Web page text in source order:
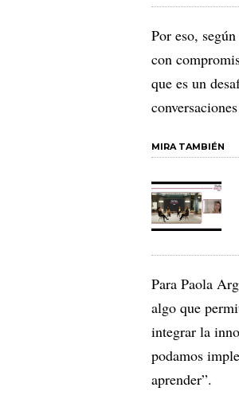
Por eso,
con
que es un
MIRA TAMBIÉN
Para Paola
algo que
integrar la
podamos
aprender”.